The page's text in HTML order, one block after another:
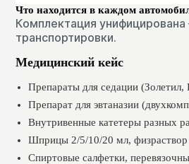
Что находится в каждом
Комплектация
транспортировки.
Медицинский кейс
Препараты для седации (Золетил,
Препарат для эвтаназии
Внутривенные катетеры разных
Шприцы 2/5/10/20 мл, физраствор
Спиртовые салфетки,